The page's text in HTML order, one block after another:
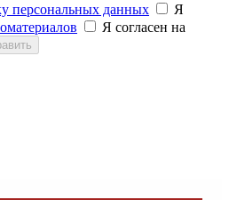
персональных данных
Я
Я согласен на